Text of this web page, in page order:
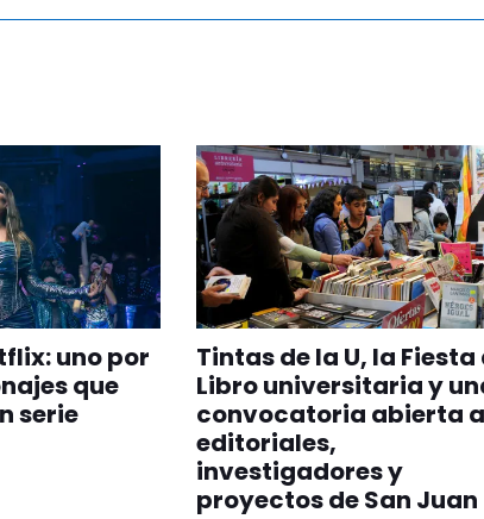
uno por
que
serie
Tintas de la U, la Fiesta
Libro universitaria y
convocatoria abierta a
editoriales,
investigadores y
proyectos de San Juan